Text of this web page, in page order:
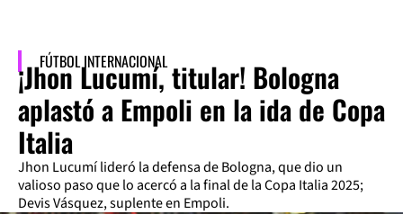
FÚTBOL INTERNACIONAL
¡Jhon Lucumí, titular! Bologna
aplastó a Empoli en la ida de Copa
Italia
Jhon Lucumí lideró la defensa de Bologna, que dio un
valioso paso que lo acercó a la final de la Copa Italia 2025;
Devis Vásquez, suplente en Empoli.